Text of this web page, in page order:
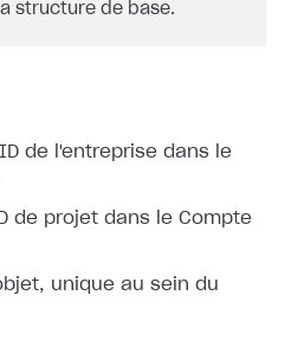
structure de base.
de l'entreprise dans le
de projet dans le Compte
unique au sein du